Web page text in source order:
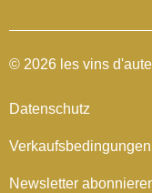
© 2026 les vins
Datenschutz
Verkaufsbedingungen
Newsletter